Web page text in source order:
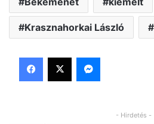
Krasznahorkai László
Facebook
X Messenger
- Hirdetés -